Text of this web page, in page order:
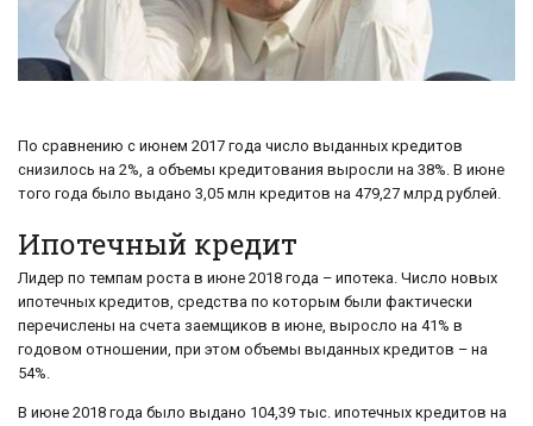
По сравнению с июнем 2017 года число выданных кредитов
снизилось на 2%, а объемы кредитования выросли на 38%. В июне
того года было выдано 3,05 млн кредитов на 479,27 млрд рублей.
Ипотечный кредит
Лидер по темпам роста в июне 2018 года – ипотека. Число новых
ипотечных кредитов, средства по которым были фактически
перечислены на счета заемщиков в июне, выросло на 41% в
годовом отношении, при этом объемы выданных кредитов – на
54%.
В июне 2018 года было выдано 104,39 тыс. ипотечных кредитов на